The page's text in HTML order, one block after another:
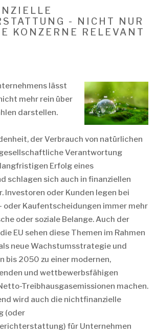
- NICHT NUR
KONZERNE RELEVANT
lässt
mehr rein über
darstellen.
der Verbrauch von natürlichen
Verantwortung
Erfolg eines
schlagen sich auch in finanziellen
Investoren oder Kunden legen bei
oder Kaufentscheidungen immer mehr
oder soziale Belange. Auch der
EU sehen diese Themen im Rahmen
neue Wachstumsstrategie und
bis 2050 zu einer modernen,
und wettbewerbsfähigen
Treibhausgasemissionen machen.
wird auch die nichtfinanzielle
(oder
für Unternehmen